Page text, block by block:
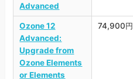
Advanced
Ozone 12
Advanced:
Upgrade from
Ozone Elements
or Elements
74,900円